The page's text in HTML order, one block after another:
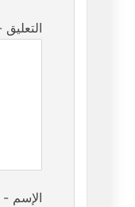
Commentaire - التعليق
Nom - الإسم